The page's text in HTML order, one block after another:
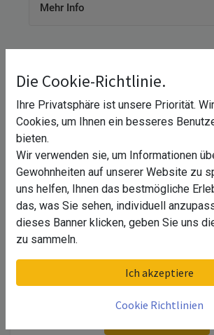
Mehr Info
Konfigurationen in Ihren individuellen
Wunschmaßen bestellen. Zunächst
Form des zu schneidenden Glases
werden. Durch den Einsatz
Maschinen sind wir in der Lage,
kompliziertesten und
schneiden. Wenn Sie sich für eine
entschieden haben, können Sie mit
Schritt fortfahren.
Die gängigsten und beliebtesten
Zuschnitt von Glas für einen
RECHTECK DREIECK
28,83 €
Incl.19% MwSt., zzgl.
Lieferzeit: innerhalb10
Haben Sie Fragen zum
Preisvorschlag)
Tel. Nr.
Email:
Nachricht:
Die Cookie-Richtlinie.
Ihre Privatsphäre ist unsere Priorität.
Cookies, um Ihnen ein besseres
bieten.
Wir verwenden sie, um Informationen
Gewohnheiten auf unserer Website zu
uns helfen, Ihnen das bestmögliche
das, was Sie sehen, individuell
dieses Banner klicken, geben Sie uns
zu sammeln.
Ich akzeptiere
Cookie Richtlinien